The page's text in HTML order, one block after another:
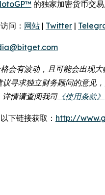
的独家加密货币交易
问： 网站 | Twitter |
会有波动，且可能会出现
议寻求独立财务顾问的意见
情请查阅我司《使用条款》
下链接获取： http://